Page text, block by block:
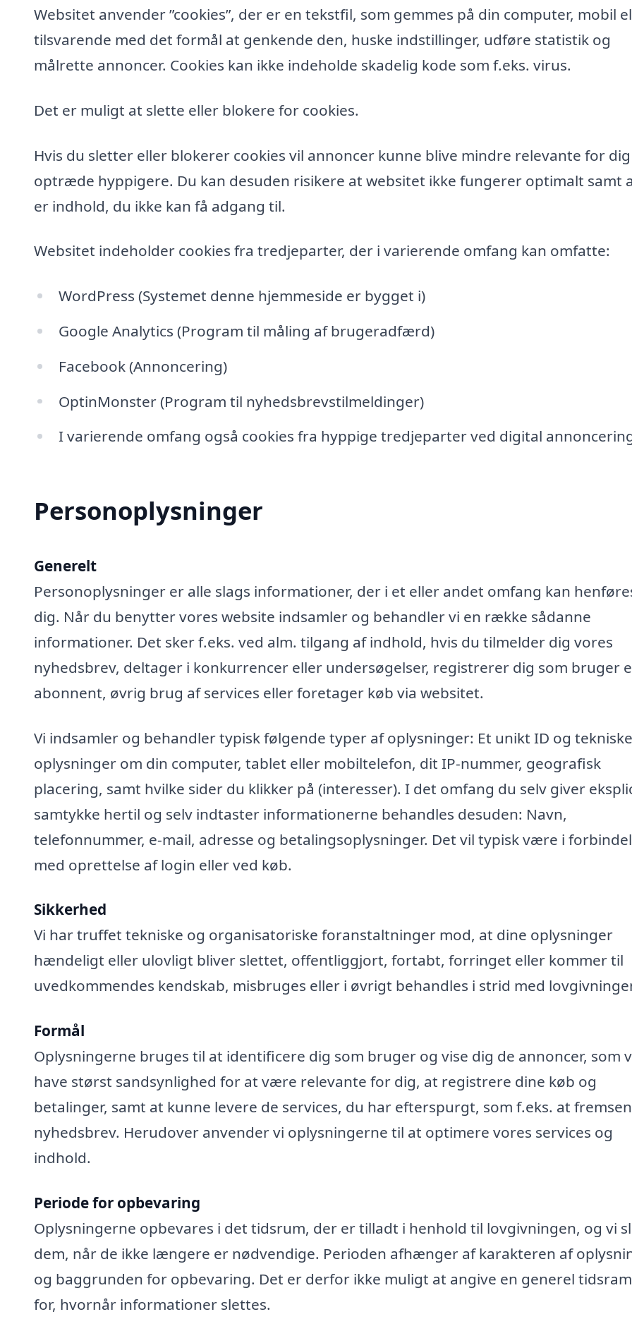
Websitet anvender ”cookies”, der er en tekstfil, som gemmes på din computer, mobil
tilsvarende med det formål at genkende den, huske indstillinger, udføre statistik og
målrette annoncer. Cookies kan ikke indeholde skadelig kode som f.eks. virus.
Det er muligt at slette eller blokere for cookies.
Hvis du sletter eller blokerer cookies vil annoncer kunne blive mindre relevante for
optræde hyppigere. Du kan desuden risikere at websitet ikke fungerer optimalt samt
er indhold, du ikke kan få adgang til.
Websitet indeholder cookies fra tredjeparter, der i varierende omfang kan omfatte:
WordPress (Systemet denne hjemmeside er bygget i)
Google Analytics (Program til måling af brugeradfærd)
Facebook (Annoncering)
OptinMonster (Program til nyhedsbrevstilmeldinger)
I varierende omfang også cookies fra hyppige tredjeparter ved digital
Personoplysninger
Generelt
Personoplysninger er alle slags informationer, der i et eller andet omfang kan
dig. Når du benytter vores website indsamler og behandler vi en række sådanne
informationer. Det sker f.eks. ved alm. tilgang af indhold, hvis du tilmelder dig vores
nyhedsbrev, deltager i konkurrencer eller undersøgelser, registrerer dig som bruger
abonnent, øvrig brug af services eller foretager køb via websitet.
Vi indsamler og behandler typisk følgende typer af oplysninger: Et unikt ID og tekniske
oplysninger om din computer, tablet eller mobiltelefon, dit IP-nummer, geografisk
placering, samt hvilke sider du klikker på (interesser). I det omfang du selv giver
samtykke hertil og selv indtaster informationerne behandles desuden: Navn,
telefonnummer, e-mail, adresse og betalingsoplysninger. Det vil typisk være i
med oprettelse af login eller ved køb.
Sikkerhed
Vi har truffet tekniske og organisatoriske foranstaltninger mod, at dine oplysninger
hændeligt eller ulovligt bliver slettet, offentliggjort, fortabt, forringet eller kommer til
uvedkommendes kendskab, misbruges eller i øvrigt behandles i strid med
Formål
Oplysningerne bruges til at identificere dig som bruger og vise dig de annoncer, som
have størst sandsynlighed for at være relevante for dig, at registrere dine køb og
betalinger, samt at kunne levere de services, du har efterspurgt, som f.eks. at
nyhedsbrev. Herudover anvender vi oplysningerne til at optimere vores services og
indhold.
Periode for opbevaring
Oplysningerne opbevares i det tidsrum, der er tilladt i henhold til lovgivningen, og vi
dem, når de ikke længere er nødvendige. Perioden afhænger af karakteren af
og baggrunden for opbevaring. Det er derfor ikke muligt at angive en generel
for, hvornår informationer slettes.